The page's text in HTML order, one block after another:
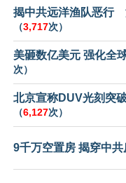
揭中共远洋渔队恶行
（3,717次）
美砸数亿美元 强化全
次）
北京宣称DUV光刻突
（6,127次）
9千万空置房 揭穿中